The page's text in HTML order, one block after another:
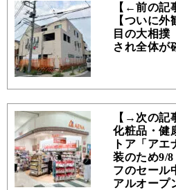
【←前の記
【ついに
目の大相撲
され全体が
【→次の記
化粧品・健
トア「ア
装のため9/
フのセール
アルオープ